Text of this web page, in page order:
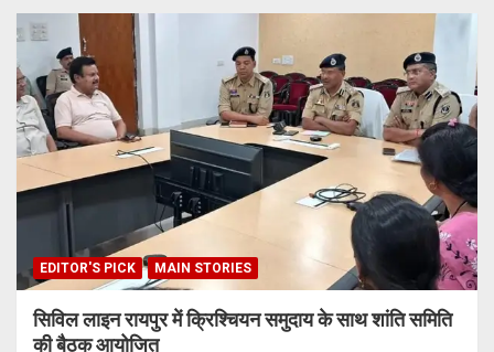
EDITOR'S PICK MAIN STORIES
सिविल लाइन रायपुर में क्रिश्चियन समुदाय के साथ शांति समिति
की बैठक आयोजित